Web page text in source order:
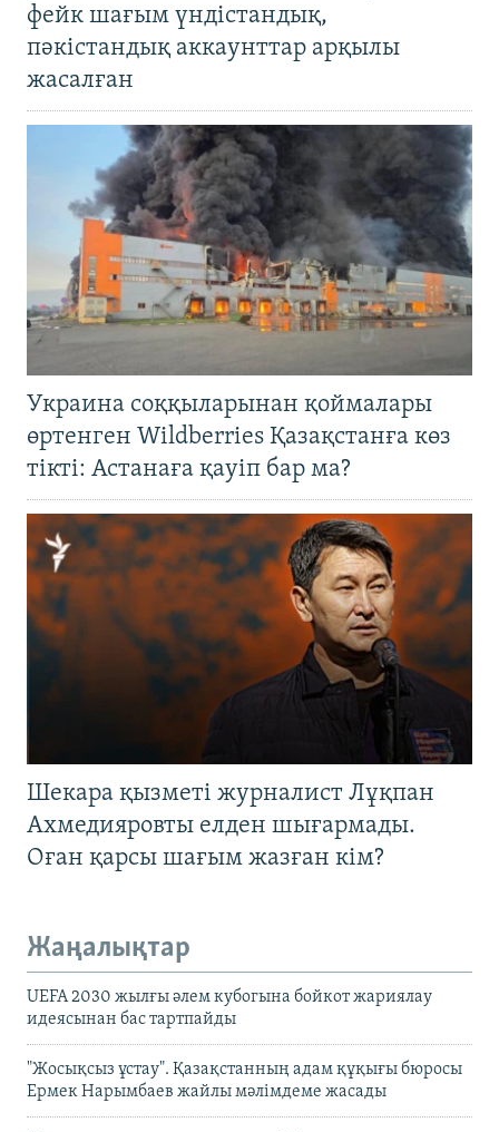
фейк шағым үндістандық,
пәкістандық аккаунттар арқылы
жасалған
Украина соққыларынан қоймалары
өртенген Wildberries Қазақстанға көз
тікті: Астанаға қауіп бар ма?
Шекара қызметі журналист Лұқпан
Ахмедияровты елден шығармады.
Оған қарсы шағым жазған кім?
Жаңалықтар
UEFA 2030 жылғы әлем кубогына бойкот жариялау
идеясынан бас тартпайды
"Жосықсыз ұстау". Қазақстанның адам құқығы бюросы
Ермек Нарымбаев жайлы мәлімдеме жасады